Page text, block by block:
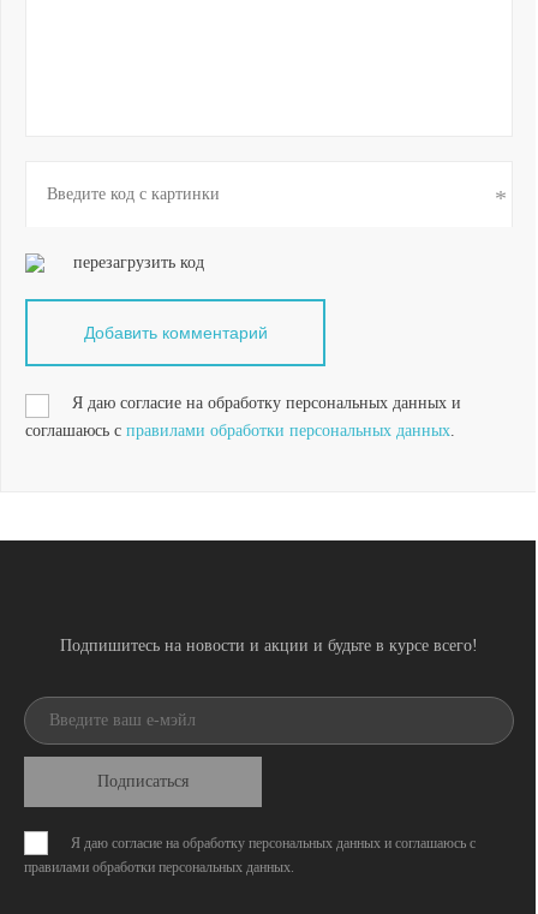
перезагрузить код
Я даю согласие на обработку персональных данных и
соглашаюсь с правилами обработки персональных данных
Подпишитесь на новости и акции и будьте в курсе всего!
Подписаться
Я даю согласие на обработку персональных данных и соглашаюсь с
правилами обработки персональных данных.